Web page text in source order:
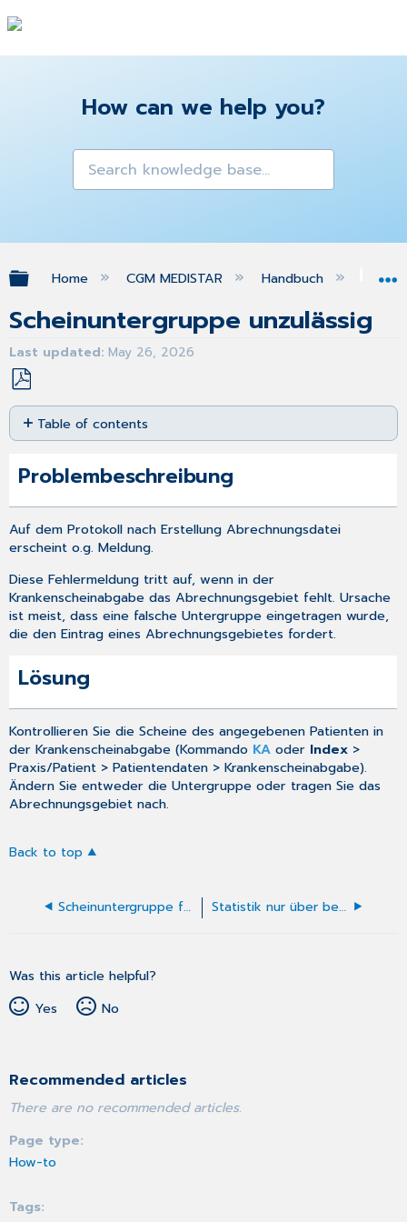
How can we help you?
Expand/collapse global hierarchy
Home CGM MEDISTAR Handbuch
Scheinuntergruppe unzulässig
Last updated May 26, 2026
Save
as
PDF
Table of contents
Lösung
Problembeschreibung
Auf dem Protokoll nachErstellung Abrechnungsdatei
erscheint o.g. Meldung.
Diese Fehlermeldung tritt auf, wenn in der
Krankenscheinabgabe das Abrechnungsgebiet fehlt. Ursache
ist meist, dass eine falsche Untergruppe eingetragen wurde,
die den Eintrag eines Abrechnungsgebietes fordert.
Lösung
Kontrollieren Sie die Scheine des angegebenen Patienten in
der Krankenscheinabgabe (Kommando KA oder Index >
Praxis/Patient > Patientendaten > Krankenscheinabgabe).
Ändern Sie entweder die Untergruppe oder tragen Sie das
Abrechnungsgebiet nach.
Back to top
Scheinuntergruppe fehlerhaft Statistik nur über bestimmte Patienten
Was this article helpful?
Yes
No
Recommended articles
There are no recommended articles.
Page type
How-to
Tags